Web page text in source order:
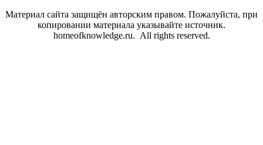
Материал сайта защищён авторским правом. Пожалуйста, при
копировании материала указывайте источник.
homeofknowledge.ru. All rights reserved.